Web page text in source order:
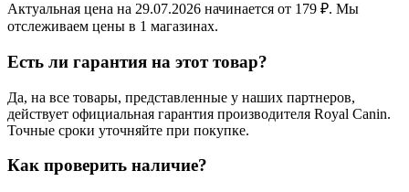
Актуальная цена на 29.07.2026 начинается от 179 ₽. Мы
отслеживаем цены в 1 магазинах.
Есть ли гарантия на этот товар?
Да, на все товары, представленные у наших партнеров,
действует официальная гарантия производителя Royal Canin.
Точные сроки уточняйте при покупке.
Как проверить наличие?